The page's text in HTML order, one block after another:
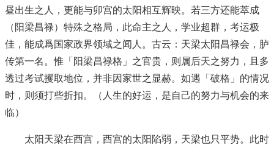
昼出生之人，更能与卯宫的太阳相互辉映。若三方还能萃成
（阳梁昌禄）特殊之格局，此命主之人，学业超群，考运极
佳，能成爲国家政界领域之闻人。古云：天梁太阳昌禄会，胪
传第一名。惟「阳梁昌禄格」之官贵，则属后天之努力，且多
透过考试攫取地位，并非因家世之显赫。如遇「破格」的情况
时，则须打些折扣。（人生的好运，是自己的努力与机会的来
临）
太阳天梁在酉宫，酉宫的太阳陷弱，天梁也只平势。此时